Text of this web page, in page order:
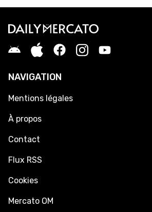
NAVIGATION
Mentions légales
À propos
Contact
Flux RSS
Cookies
Mercato OM